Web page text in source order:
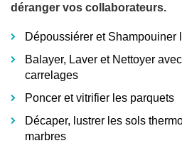
déranger vos collaborateurs.
Dépoussiérer et Shampouiner
Balayer, Laver et Nettoyer
carrelages
Poncer et vitrifier les parquets
Décaper, lustrer les sols
marbres